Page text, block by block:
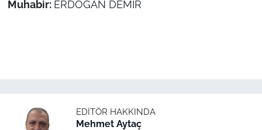
Muhabir: ERDOĞAN DEMİR
EDITÖR HAKKINDA
Mehmet Aytaç